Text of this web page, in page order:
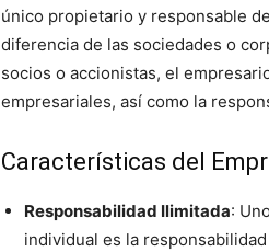
único propietario y responsable
diferencia de las sociedades o
socios o accionistas, el
empresariales, así como la
Características del
Responsabilidad Ilimitada:
individual es la